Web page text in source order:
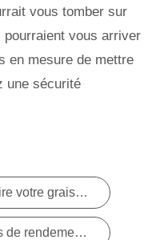
vous tomber sur
pourraient vous arriver
en mesure de mettre
une sécurité
3 exercices pour réduire votre graisse financière en 2019
5 façons d'obtenir plus de rendement sur votre argent